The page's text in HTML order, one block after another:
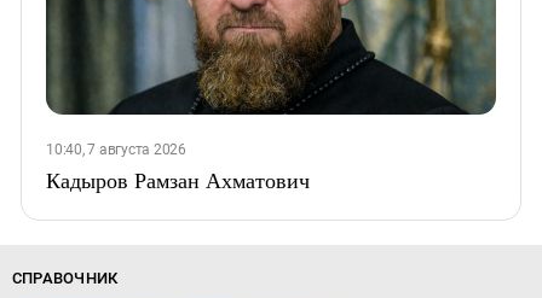
10:40, 7 августа 2026
Кадыров Рамзан Ахматович
СПРАВОЧНИК